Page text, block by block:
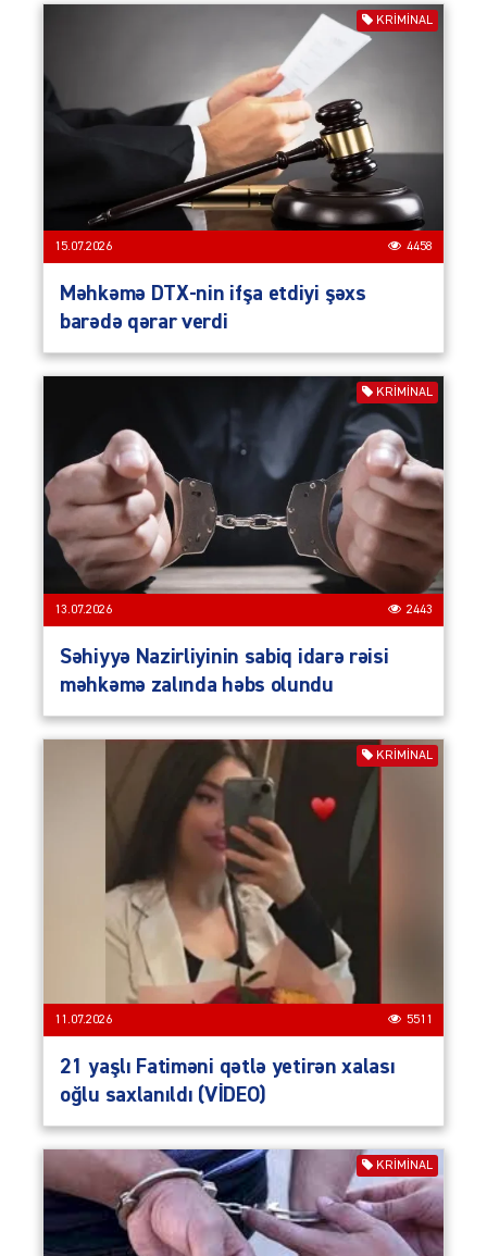
KRIMINAL
15.07.2026 4458
Məhkəmə DTX-nin ifşa etdiyi şəxs
barədə qərar verdi
KRIMINAL
13.07.2026 2443
Səhiyyə Nazirliyinin sabiq idarə rəisi
məhkəmə zalında həbs olundu
KRIMINAL
11.07.2026 5511
21 yaşlı Fatiməni qətlə yetirən xalası
oğlu saxlanıldı (VİDEO)
KRIMINAL